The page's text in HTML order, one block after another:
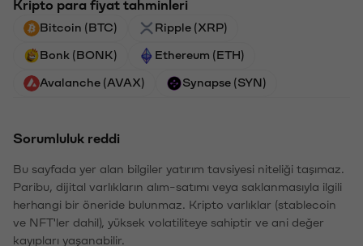
Kripto para fiyat tahminleri
Bitcoin (BTC) Ripple (XRP)
Bonk (BONK) Ethereum (ETH)
Avalanche (AVAX) Synapse (SYN)
Sorumluluk reddi
Bu sayfada yer alan bilgiler yatırım tavsiyesi niteliği taşımaz.
Paribu, dijital varlıkların alım-satımı veya saklanmasıyla ilgili
herhangi bir öneride bulunmaz. Kripto varlıklar (stablecoin
ve NFT'ler dahil), yüksek volatiliteye sahiptir ve ani değer
kayıpları yaşanabilir.